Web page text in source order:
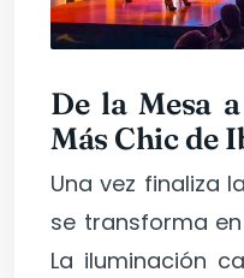
De la Mesa
Más Chic de
Una vez finaliza
se transforma
La iluminación